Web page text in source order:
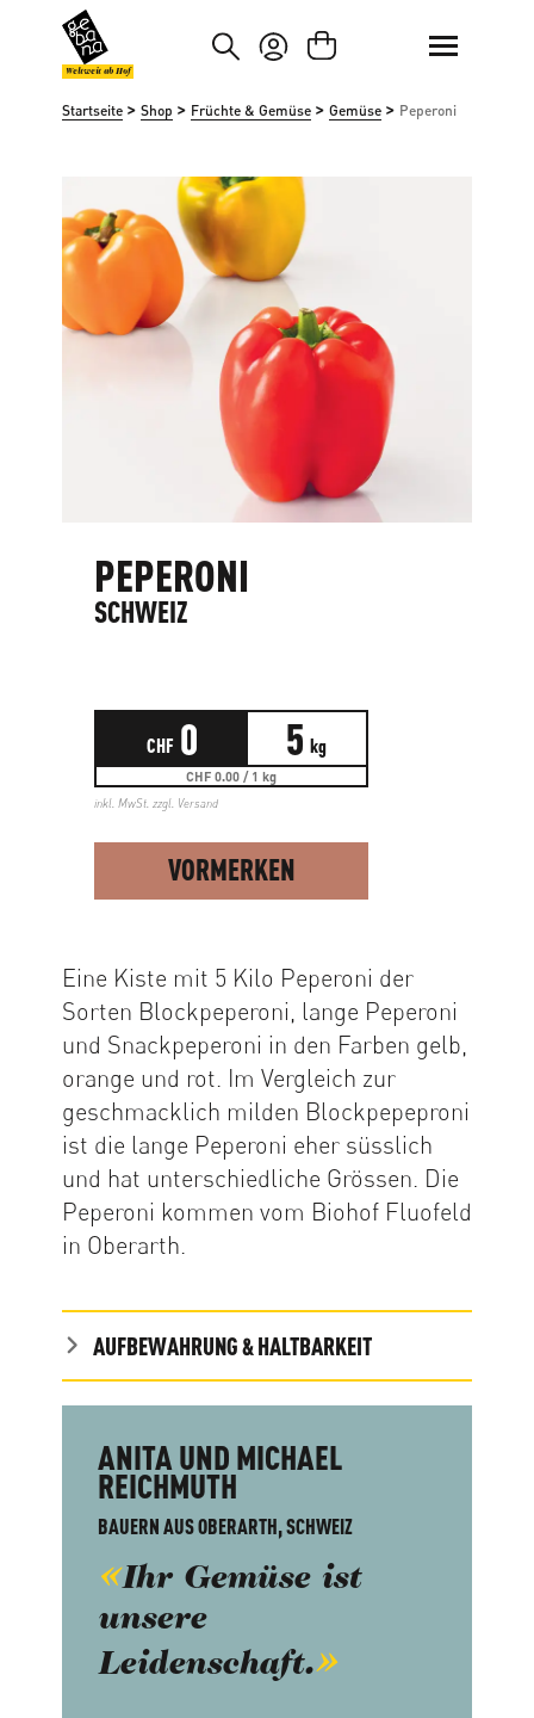
Hauptinhalt springen
Zur Suche springen
Weltweit ab Hof
Startseite > Shop > Früchte & Gemüse > Gemüse > Peperoni
Bildergalerie überspringen
PEPERONI
SCHWEIZ
CHF 0 5 kg
CHF 0.00 / 1 kg
inkl. MwSt. zzgl. Versand
VORMERKEN
Eine Kiste mit 5 Kilo Peperoni der
Sorten Blockpeperoni, lange Peperoni
und Snackpeperoni in den Farben gelb,
orange und rot. Im Vergleich zur
geschmacklich milden Blockpepeproni
ist die lange Peperoni eher süsslich
und hat unterschiedliche Grössen. Die
Peperoni kommen vom Biohof Fluofeld
in Oberarth.
AUFBEWAHRUNG & HALTBARKEIT
ANITA UND MICHAEL
REICHMUTH
BAUERN AUS OBERARTH, SCHWEIZ
Ihr Gemüse ist
unsere
Leidenschaft.